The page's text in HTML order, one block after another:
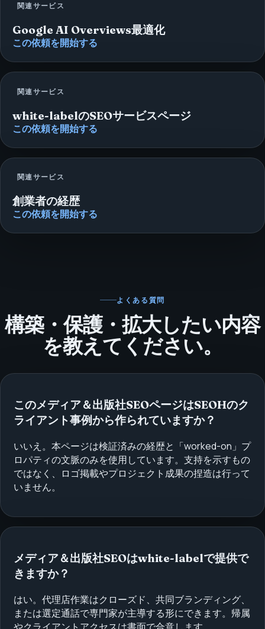
関連サービス
Google AI Overviews最適化
この依頼を開始する
関連サービス
white-labelのSEOサービスページ
この依頼を開始する
関連サービス
創業者の経歴
この依頼を開始する
よくある質問
構築・保護・拡大したい内容
を教えてください。
このメディア＆出版社SEOページはSEOHのク
ライアント事例から作られていますか？
いいえ。本ページは検証済みの経歴と「worked-on」プ
ロパティの文脈のみを使用しています。支持を示すもの
ではなく、ロゴ掲載やプロジェクト成果の捏造は行って
いません。
メディア＆出版社SEOはwhite-labelで提供で
きますか？
はい。代理店作業はクローズド、共同ブランディング、
または選定通話で専門家が主導する形にできます。帰属